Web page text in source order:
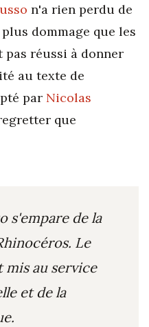
n'a rien perdu de
dommage que les
pas réussi à donner
au texte de
par Nicolas
que
s'empare de la
Le
mis au service
et de la